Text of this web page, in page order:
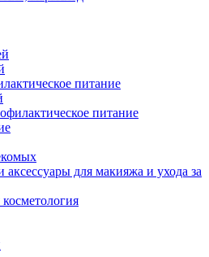
питание
питание
для макияжа и ухода за